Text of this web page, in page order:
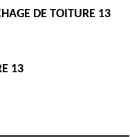
DE TOITURE 13
13